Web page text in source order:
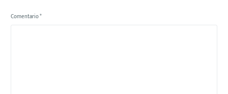
Comentario*